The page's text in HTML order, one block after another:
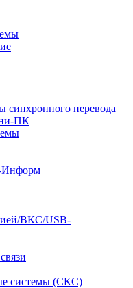
синхронного перевода
ПК
Информ
ВКС/USB-
системы (СКС)